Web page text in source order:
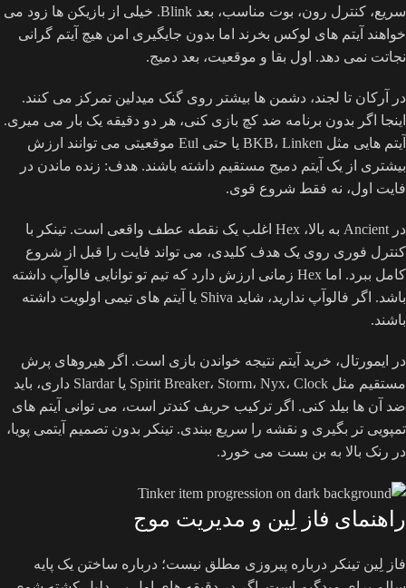
سریع، کنترل رون، بوت مناسب، بعد Blink. خیلی از بازیکن ها زود می
خواهند آیتم های لوکس بخرند اما بدون جایگیری امن هیچ آیتم گرانی
نجاتت نمی دهد. اول بقا و موقعیت، بعد دمیج.
در آرکان تا لجند، دشمن ها بیشتر روی گنک میدلین تمرکز می کنند.
اینجا اگر بدون برنامه ضد کچ بازی کنی، هر دو دقیقه یک بار می میری.
آیتم هایی مثل BKB، Linken یا حتی Eul موقعیتی می توانند ارزش
بیشتری از یک آیتم دمیج مستقیم داشته باشند. هدف: زنده ماندن در
فایت اول، نه فقط شروع قوی.
در Ancient به بالا، Hex اغلب یک نقطه عطف واقعی است. تینکر با
کنترل فوری روی یک هدف کلیدی، می تواند فایت را قبل از شروع
کامل ببرد. اما Hex زمانی ارزش دارد که تیم تو توانایی فالوآپ داشته
باشد. اگر فالوآپ ندارید، شاید Shiva یا آیتم های تیمی اولویت داشته
باشند.
در ایمورتال، خرید آیتم نتیجه خواندن بازی است. اگر هیروهای پرش
مستقیم مثل Spirit Breaker، Storm، Nyx، Clock یا Slardar داری، باید
ضد آن ها بیلد کنی. اگر ترکیب حریف کندتر است، می توانی آیتم های
تمپویی تر بگیری و نقشه را سریع ببندی. تینکر بدون تصمیم آیتمی پویا،
در رنک بالا به بن بست می خورد.
راهنمای فاز لِین و مدیریت موج
فاز لِین تینکر درباره پیروزی مطلق نیست؛ درباره ساختن یک پایه